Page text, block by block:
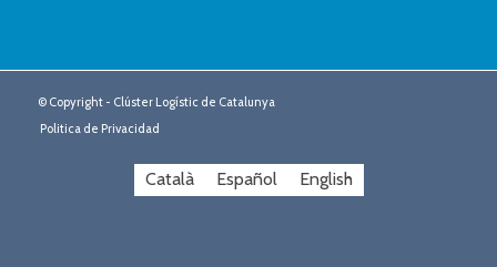
© Copyright - Clúster Logístic de Catalunya
Politica de Privacidad
Català Español English